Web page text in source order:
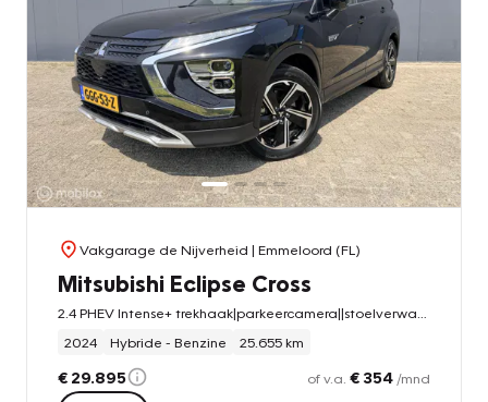
Vakgarage de Nijverheid | Emmeloord (FL)
Mitsubishi Eclipse Cross
2024
Hybride - Benzine 25.655 km
€ 29.895 of v.a. € 354 /mnd